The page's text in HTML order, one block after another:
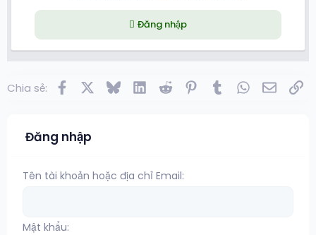
Đăng nhập
Chia sẻ: FacebookBlueskyLinkedInReddit Pinterest
Tumblr WhatsApp
Email
Đăng nhập
Tên tài khoản hoặc địa chỉ Email
Mật khẩu